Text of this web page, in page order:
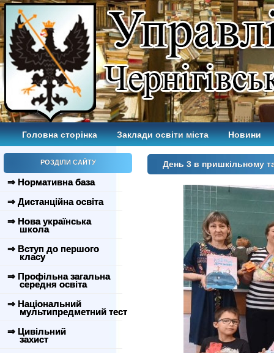
Головна сторінка Заклади освіти міста Новини
РОЗДІЛИ САЙТУ
⇒ Нормативна база
⇒ Дистанційна освіта
⇒ Нова українська
школа
⇒ Вступ до першого
класу
⇒ Профільна загальна
середня освіта
⇒ Національний
мультипредметний тест
⇒ Цивільний
захист
День 3 в пришкільному